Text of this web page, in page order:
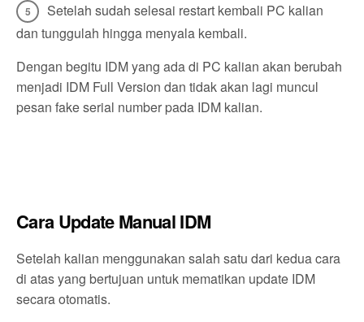
Setelah sudah selesai restart kembali PC kalian
dan tunggulah hingga menyala kembali.
Dengan begitu IDM yang ada di PC kalian akan berubah
menjadi IDM Full Version dan tidak akan lagi muncul
pesan fake serial number pada IDM kalian.
Cara Update Manual IDM
Setelah kalian menggunakan salah satu dari kedua cara
di atas yang bertujuan untuk mematikan update IDM
secara otomatis.